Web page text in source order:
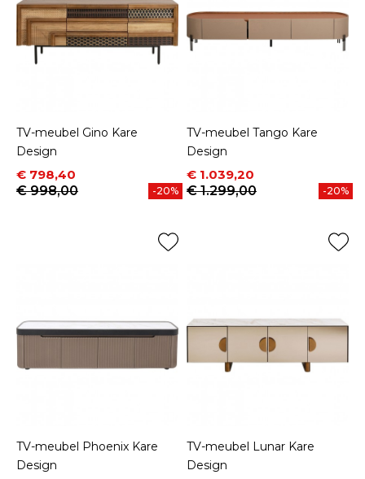
TV-meubel Gino Kare
Design
Prijs
€ 798,40
Normale prijs
€ 998,00
-20%
TV-meubel Tango Kare
Design
Prijs
€ 1.039,20
Normale prijs
€ 1.299,00
-20%
TV-meubel Phoenix Kare
Design
TV-meubel Lunar Kare
Design